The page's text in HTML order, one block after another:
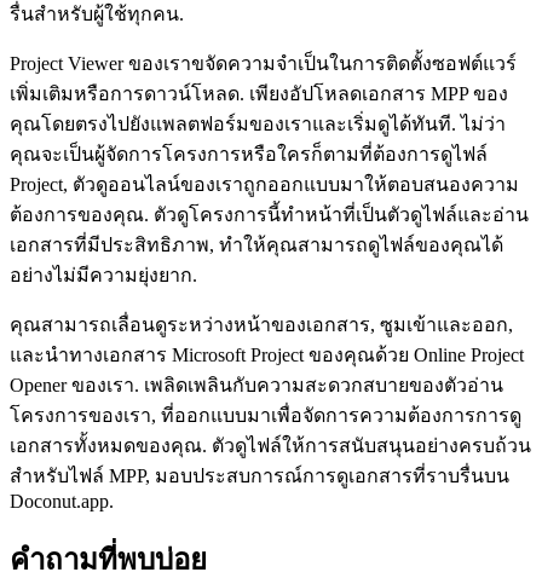
รื่นสำหรับผู้ใช้ทุกคน.
Project Viewer ของเราขจัดความจำเป็นในการติดตั้งซอฟต์แวร์
เพิ่มเติมหรือการดาวน์โหลด. เพียงอัปโหลดเอกสาร MPP ของ
คุณโดยตรงไปยังแพลตฟอร์มของเราและเริ่มดูได้ทันที. ไม่ว่า
คุณจะเป็นผู้จัดการโครงการหรือใครก็ตามที่ต้องการดูไฟล์
Project, ตัวดูออนไลน์ของเราถูกออกแบบมาให้ตอบสนองความ
ต้องการของคุณ. ตัวดูโครงการนี้ทำหน้าที่เป็นตัวดูไฟล์และอ่าน
เอกสารที่มีประสิทธิภาพ, ทำให้คุณสามารถดูไฟล์ของคุณได้
อย่างไม่มีความยุ่งยาก.
คุณสามารถเลื่อนดูระหว่างหน้าของเอกสาร, ซูมเข้าและออก,
และนำทางเอกสาร Microsoft Project ของคุณด้วย Online Project
Opener ของเรา. เพลิดเพลินกับความสะดวกสบายของตัวอ่าน
โครงการของเรา, ที่ออกแบบมาเพื่อจัดการความต้องการการดู
เอกสารทั้งหมดของคุณ. ตัวดูไฟล์ให้การสนับสนุนอย่างครบถ้วน
สำหรับไฟล์ MPP, มอบประสบการณ์การดูเอกสารที่ราบรื่นบน
Doconut.app.
คำถามที่พบบ่อย